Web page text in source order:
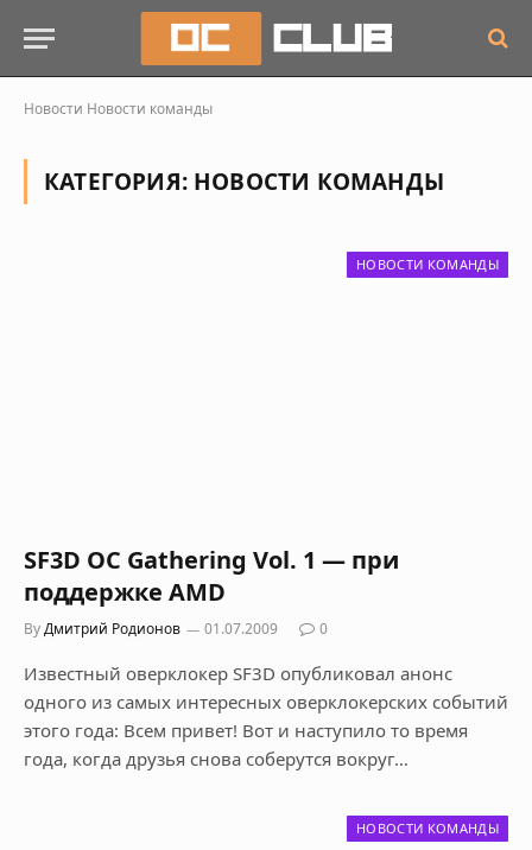
Новости Новости команды
КАТЕГОРИЯ: НОВОСТИ КОМАНДЫ
НОВОСТИ КОМАНДЫ
SF3D OC Gathering Vol. 1 — при
поддержке AMD
ByДмитрий Родионов 01.07.2009 0
Известный оверклокер SF3D опубликовал анонс
одного из самых интересных оверклокерских событий
этого года: Всем привет! Вот и наступило то время
года, когда друзья снова соберутся вокруг…
НОВОСТИ КОМАНДЫ